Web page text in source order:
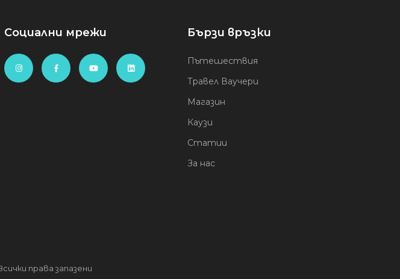
Социални мрежи Бързи връзки
Пътешествия
Травел Ваучери
Магазин
Каузи
Статии
За нас
права запазени